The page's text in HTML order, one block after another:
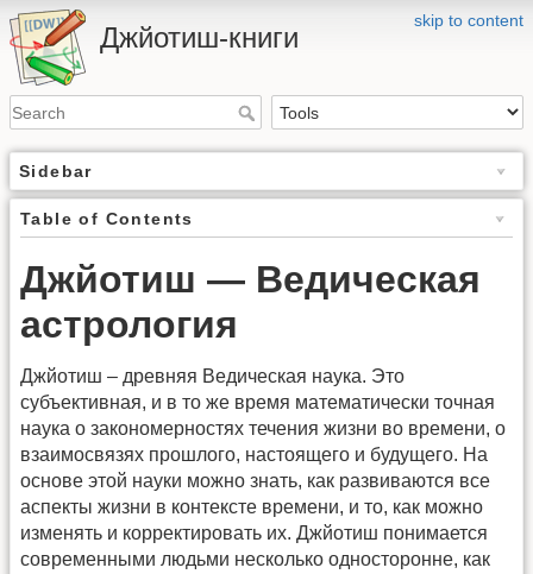
skip to content
Джйотиш-книги
Sidebar
Table of Contents
Джйотиш — Ведическая
астрология
Джйотиш – древняя Ведическая наука. Это
субъективная, и в то же время математически точная
наука о закономерностях течения жизни во времени, о
взаимосвязях прошлого, настоящего и будущего. На
основе этой науки можно знать, как развиваются все
аспекты жизни в контексте времени, и то, как можно
изменять и корректировать их. Джйотиш понимается
современными людьми несколько односторонне, как